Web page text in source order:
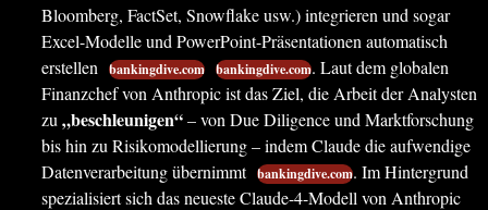
Bloomberg, FactSet, Snowflake usw.) integrieren und sogar
Excel-Modelle und PowerPoint-Präsentationen automatisch
erstellen
bankingdive.com bankingdive.com. Laut dem globalen
Finanzchef von Anthropic ist das Ziel, die Arbeit der Analysten
zu „beschleunigen“– von Due Diligence und Marktforschung
bis hin zu Risikomodellierung – indem Claude die aufwendige
Datenverarbeitung übernimmt bankingdive.com. Im Hintergrund
spezialisiert sich das neueste Claude-4-Modell von Anthropic